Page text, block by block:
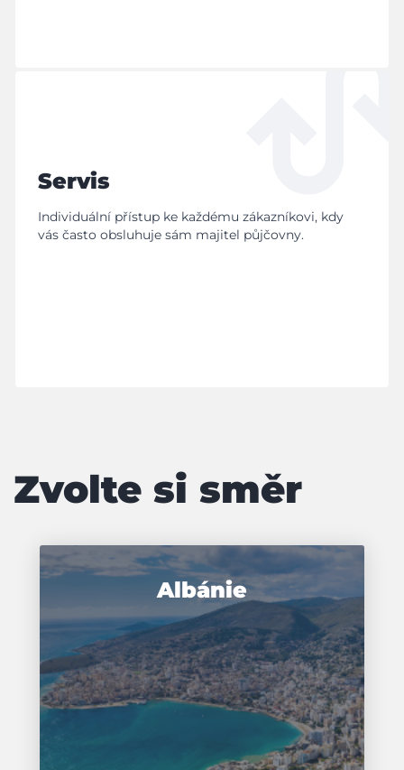
Servis
Individuální přístup ke každému zákazníkovi, kdy
vás často obsluhuje sám majitel půjčovny.
Zvolte si směr
Albánie